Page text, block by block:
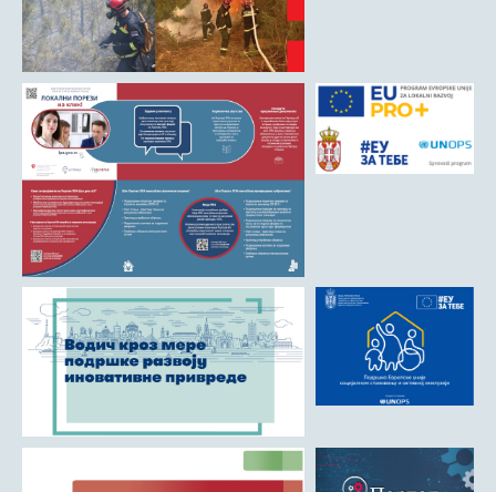
Соко град
Римски мост
Кањон Трешњице
Мали и Велики град
Мачков камен
Манастир Св. Николај Српски
Манастир Свете Тројице
Црква Светог Преображења
Црква Св. апостола Петра и Павла
Црква брвнара у Доњој Оровици
Дрина
Врхпоље - Етно село
КОНТАКТ